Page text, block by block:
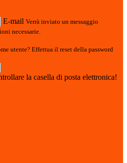
E-mail Verrà inviato un messaggio
necessarie.
utente? Effettua il reset della password
la casella di posta elettronica!